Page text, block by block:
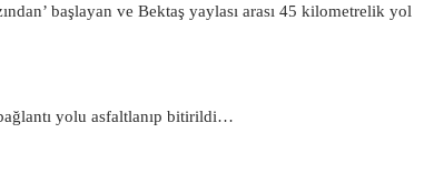
başlayan ve Bektaş yaylası arası 45 kilometrelik yol
yolu asfaltlanıp bitirildi…